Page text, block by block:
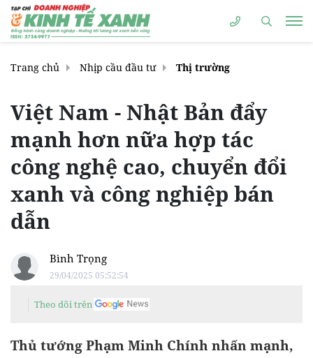
Trang chủ Nhịp cầu đầu tư Thị trường
Việt Nam - Nhật Bản đẩy
mạnh hơn nữa hợp tác
công nghệ cao, chuyển đổi
xanh và công nghiệp bán
dẫn
Bình Trọng
29/04/2025 05:52:54
Theo dõi trên
Thủ tướng Phạm Minh Chính nhấn mạnh,